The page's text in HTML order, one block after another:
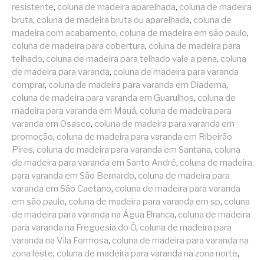
resistente, coluna de madeira aparelhada, coluna de madeira
bruta, coluna de madeira bruta ou aparelhada, coluna de
madeira com acabamento, coluna de madeira em são paulo,
coluna de madeira para cobertura, coluna de madeira para
telhado, coluna de madeira para telhado vale a pena, coluna
de madeira para varanda, coluna de madeira para varanda
comprar, coluna de madeira para varanda em Diadema,
coluna de madeira para varanda em Guarulhos, coluna de
madeira para varanda em Mauá, coluna de madeira para
varanda em Osasco, coluna de madeira para varanda em
promoção, coluna de madeira para varanda em Ribeirão
Pires, coluna de madeira para varanda em Santana, coluna
de madeira para varanda em Santo André, coluna de madeira
para varanda em São Bernardo, coluna de madeira para
varanda em São Caetano, coluna de madeira para varanda
em são paulo, coluna de madeira para varanda em sp, coluna
de madeira para varanda na Água Branca, coluna de madeira
para varanda na Freguesia do Ó, coluna de madeira para
varanda na Vila Formosa, coluna de madeira para varanda na
zona leste, coluna de madeira para varanda na zona norte,